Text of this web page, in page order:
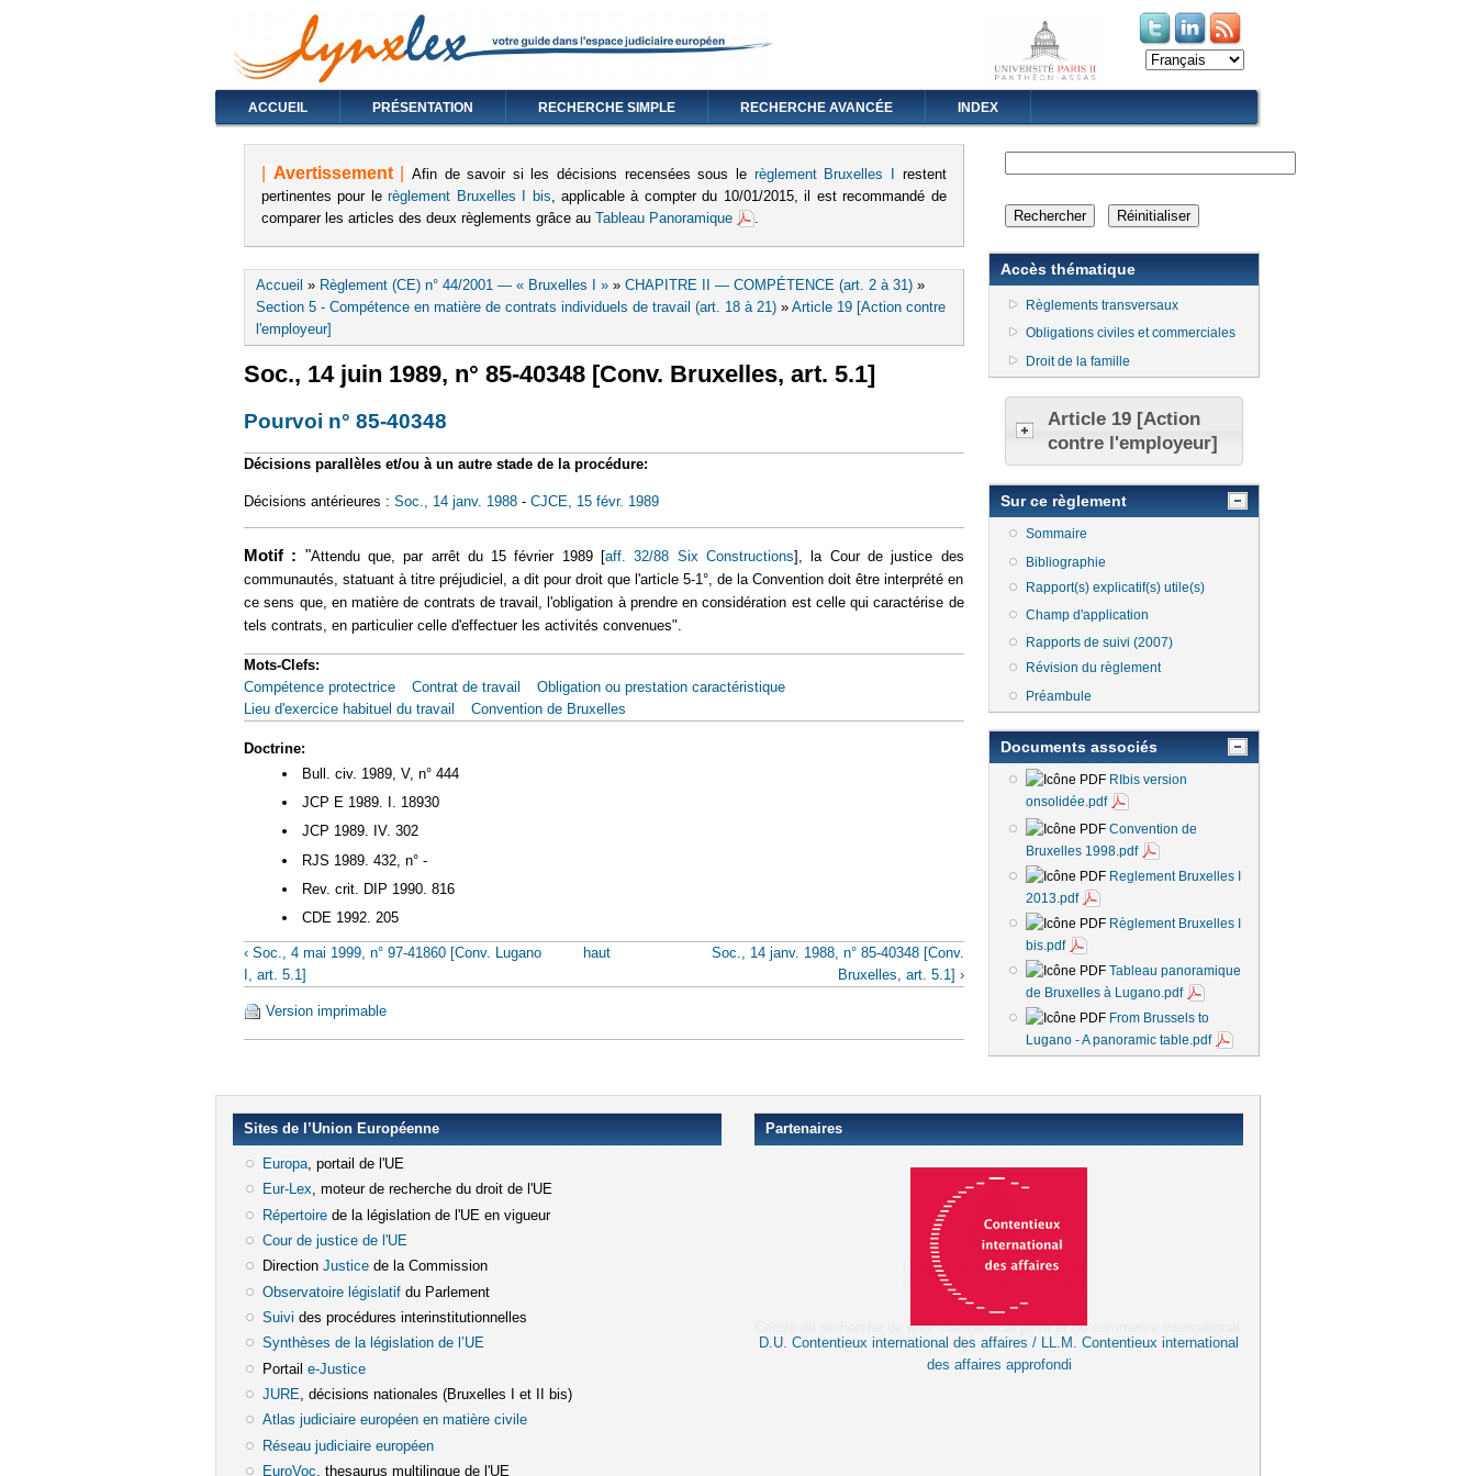
(le lien est externe)
(le lien est externe)
ACCUEIL PRÉSENTATION RECHERCHE SIMPLE RECHERCHE AVANCÉE INDEX
Avertissement Afin de savoir si les décisions recensées sous le règlement Bruxelles I
restent
pertinentes pour lerèglement Bruxelles I bis, applicable à compter du 10/01/2015, il est recommandé de
comparer les articles des deux règlements grâce au Tableau Panoramique .
Vous êtes ici
Accueil » Règlement (CE) n° 44/2001 — « Bruxelles I » » CHAPITRE II — COMPÉTENCE (art. 2 à 31) »
Section 5 - Compétence en matière de contrats individuels de travail (art. 18 à 21) » Article 19 [Action contre
l'employeur]
Soc., 14 juin 1989, n° 85-40348 [Conv. Bruxelles, art. 5.1]
Pourvoi n° 85-40348
Décisions parallèles et/ou à un autre stade de la procédure:
Décisions antérieures : Soc., 14 janv. 1988 - CJCE, 15 févr. 1989
Motif : "Attendu que, par arrêt du 15 février 1989 [aff. 32/88 Six Constructions], la Cour de justice des
communautés, statuant à titre préjudiciel, a dit pour droit que l'article 5-1°, de la Convention doit être interprété en
ce sens que, en matière de contrats de travail, l'obligation à prendre en considération est celle qui caractérise de
tels contrats, en particulier celle d'effectuer les activités convenues".
Mots-Clefs:
Compétence protectrice
Contrat de travail
Obligation ou prestation caractéristique
Lieu d'exercice habituel du travail
Convention de Bruxelles
Doctrine:
Bull. civ. 1989, V, n° 444
JCP E 1989. I. 18930
JCP 1989. IV. 302
RJS 1989. 432, n° -
Rev. crit. DIP 1990. 816
CDE 1992. 205
‹ Soc., 4 mai 1999, n° 97-41860 [Conv. Lugano
I, art. 5.1]
haut
Soc., 14 janv. 1988, n° 85-40348 [Conv.
Bruxelles, art. 5.1] ›
Version imprimable
Accès thématique
Règlements transversaux
Obligations civiles et commerciales
Droit de la famille
Article 19 [Action
contre l'employeur]
Sur ce règlement
Sommaire
Bibliographie
Rapport(s) explicatif(s) utile(s)
Champ d'application
Rapports de suivi (2007)
Révision du règlement
Préambule
Documents associés
RIbis version
onsolidée.pdf
Convention de
Bruxelles 1998.pdf
Reglement Bruxelles I
2013.pdf
Règlement Bruxelles I
bis.pdf
Tableau panoramique
de Bruxelles à Lugano.pdf
From Brussels to
Lugano - A panoramic table.pdf
Sites de l’Union Européenne
Europa(le lien est externe)
, portail de l'UE
Eur-Lex(le lien est externe)
, moteur de recherche du droit de l'UE
Répertoire(le lien est externe)
de la législation de l'UE en vigueur
Cour de justice de l'UE
Direction Justice(le lien est externe)
de la Commission
Observatoire législatif(le lien est externe)
du Parlement
Suivi (le lien est externe)
des procédures interinstitutionnelles
Synthèses de la législation de l’UE(le lien est externe)
Portail e-Justice(le lien est externe)
JURE(le lien est externe)
, décisions nationales (Bruxelles I et II bis)
Atlas judiciaire européen en matière civile(le lien est externe)
Réseau judiciaire européen(le lien est externe)
EuroVoc(le lien est externe)
, thesaurus multilingue de l'UE
Partenaires
D.U. Contentieux international des affaires / LL.M. Contentieux international
des affaires approfondi